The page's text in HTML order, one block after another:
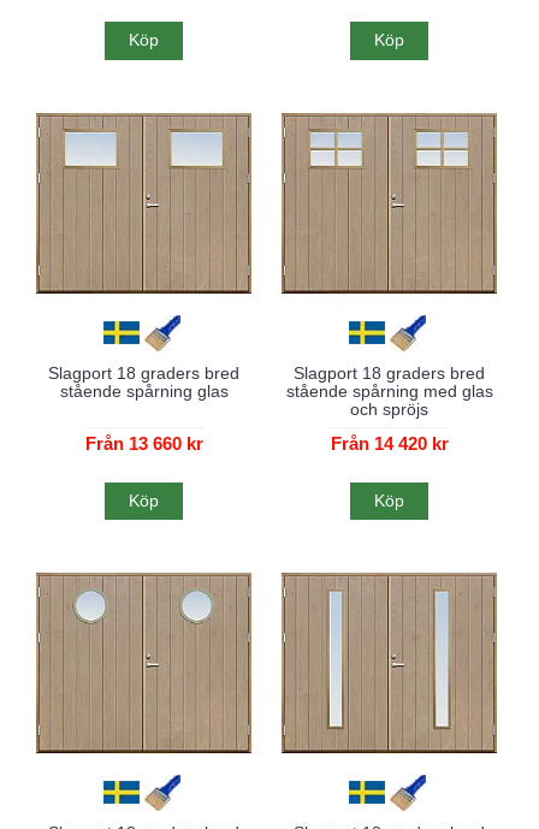
Köp Köp
Slagport 18 graders bred
stående spårning glas
Från 13 660 kr
Köp
Slagport 18 graders bred
stående spårning med glas
och spröjs
Från 14 420 kr
Köp